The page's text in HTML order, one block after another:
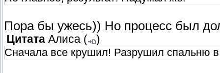
Пора бы ужесь)) Но процесс был
Цитата Алиса (
)
Сначала все крушил! Разрушил спальню